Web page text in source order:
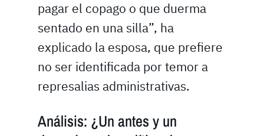
pagar el copago o que duerma
sentado en una silla”, ha
explicado la esposa, que prefiere
no ser identificada por temor a
represalias administrativas.
Análisis: ¿Un antes y un